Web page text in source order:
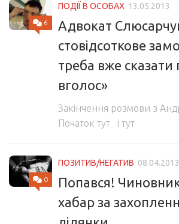
6
ПОДІЇ В ОСОБАХ 13.05.2013
Адвокат
стовідсоткове
треба вже сказати
вголос»
Закінчення розмови з
Початок тут і тут
0
ПОЗИТИВ/НЕГАТИВ 08.04.2013
Попався!
хабар за